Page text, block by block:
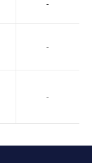
-
-
-